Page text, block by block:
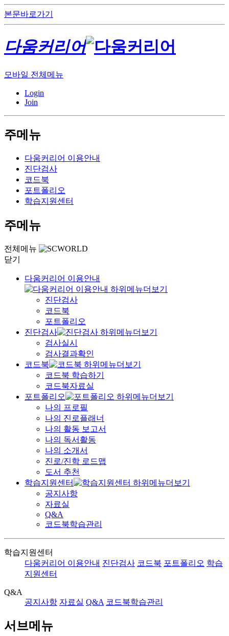
본문바로가기
다움커리어
모바일 전체메뉴
Login
Join
주메뉴
다움커리어 이용안내
진단검사
코드북
포트폴리오
학습지원센터
주메뉴
전체메뉴
닫기
다움커리어 이용안내
진단검사
코드북
포트폴리오
진단검사
검사실시
검사결과확인
코드북
코드북 학습하기
코드북자료실
포트폴리오
나의 프로필
나의 진로플래너
나의 활동 보고서
나의 독서활동
나의 소개서
진로/진학 로드맵
도서 추천
학습지원센터
공지사항
자료실
Q&A
코드북학습관리
학습지원센터
다움커리어 이용안내 진단검사 코드북 포트폴리오 학습
지원센터
Q&A
공지사항 자료실 Q&A 코드북학습관리
서브메뉴